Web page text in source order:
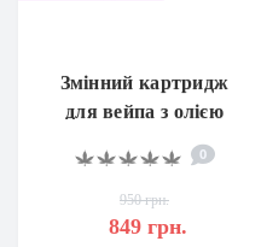
Змінний картридж
для вейпа з олією
CBD 40% 0,5 мл.
0
950 грн.
849 грн.